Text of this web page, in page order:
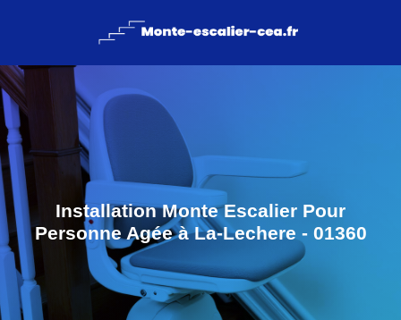
Installation Monte Escalier Pour
Personne Agée à La-Lechere - 01360